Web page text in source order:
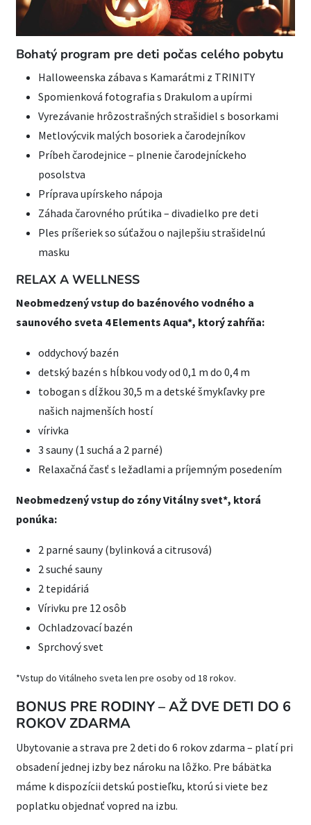
Bohatý program pre deti počas celého pobytu
Halloweenska zábava s Kamarátmi z TRINITY
Spomienková fotografia s Drakulom a upírmi
Vyrezávanie hrôzostrašných strašidiel s bosorkami
Metlovýcvik malých bosoriek a čarodejníkov
Príbeh čarodejnice – plnenie čarodejníckeho
posolstva
Príprava upírskeho nápoja
Záhada čarovného prútika – divadielko pre deti
Ples príšeriek so súťažou o najlepšiu strašidelnú
masku
RELAX A WELLNESS
Neobmedzený vstup do bazénového vodného a
saunového sveta 4 Elements Aqua*, ktorý zahŕňa:
oddychový bazén
detský bazén s hĺbkou vody od 0,1 m do 0,4 m
tobogan s dĺžkou 30,5 m a detské šmykľavky pre
našich najmenších hostí
vírivka
3 sauny (1 suchá a 2 parné)
Relaxačná časť s ležadlami a príjemným posedením
Neobmedzený vstup do zóny Vitálny svet*, ktorá
ponúka:
2 parné sauny (bylinková a citrusová)
2 suché sauny
2 tepidáriá
Vírivku pre 12 osôb
Ochladzovací bazén
Sprchový svet
*Vstup do Vitálneho sveta len pre osoby od 18 rokov.
BONUS PRE RODINY – AŽ DVE DETI DO 6
ROKOV ZDARMA
Ubytovanie a strava pre 2 deti do 6 rokov zdarma – platí pri
obsadení jednej izby bez nároku na lôžko. Pre bábätka
máme k dispozícii detskú postieľku, ktorú si viete bez
poplatku objednať vopred na izbu.